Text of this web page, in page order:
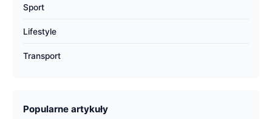
Sport
Lifestyle
Transport
Popularne artykuły